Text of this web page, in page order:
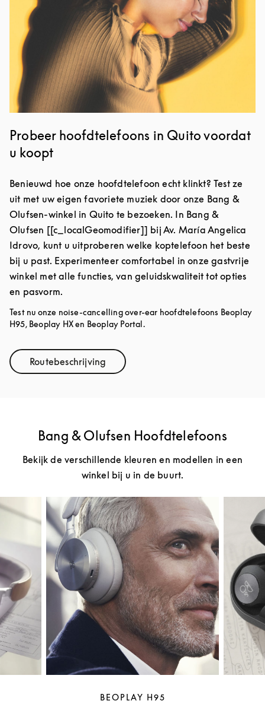
Probeer hoofdtelefoons in Quito voordat
u koopt
Benieuwd hoe onze hoofdtelefoon echt klinkt? Test ze
uit met uw eigen favoriete muziek door onze Bang &
Olufsen-winkel in Quito te bezoeken. In Bang &
Olufsen [[c_localGeomodifier]] bij Av. María Angelica
Idrovo, kunt u uitproberen welke koptelefoon het beste
bij u past. Experimenteer comfortabel in onze gastvrije
winkel met alle functies, van geluidskwaliteit tot opties
en pasvorm.
Test nu onze noise-cancelling over-ear hoofdtelefoons Beoplay
H95, Beoplay HX en Beoplay Portal.
RoutebeschrijvingLink Opens in New Tab
Bang & Olufsen Hoofdtelefoons
Bekijk de verschillende kleuren en modellen in een
winkel bij u in de buurt.
BEOPLAY H95